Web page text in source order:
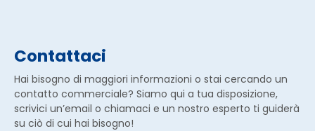
Contattaci
Hai bisogno di maggiori informazioni o stai cercando un
contatto commerciale? Siamo qui a tua disposizione,
scrivici un’email o chiamaci e un nostro esperto ti guiderà
su ciò di cui hai bisogno!